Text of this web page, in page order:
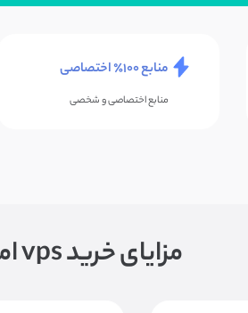
منابع ۱۰۰٪ اختصاصی
منابع اختصاصی و شخصی
مزایای خرید vps امارات از وی‌پی‌اس مارکت